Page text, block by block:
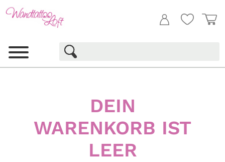
DEIN
WARENKORB IST
LEER